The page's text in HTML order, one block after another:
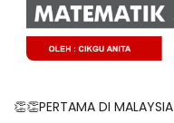
👏👏PERTAMA DI MALAYSIA